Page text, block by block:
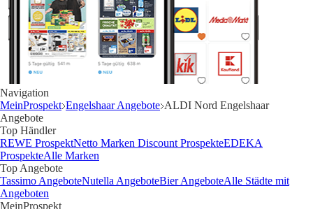
Navigation
MeinProspekt Engelshaar Angebote ALDI Nord Engelshaar
Angebote
Top Händler
REWE ProspektNetto Marken Discount ProspekteEDEKA
ProspekteAlle Marken
Top Angebote
Tassimo AngeboteNutella AngeboteBier AngeboteAlle Städte mit
Angeboten
MeinProspekt